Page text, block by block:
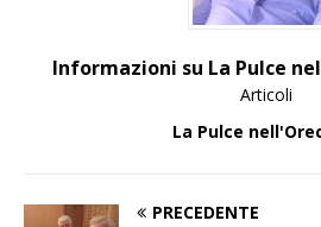
Informazioni su La Pulce
Articoli
La Pulce
PRECEDENTE